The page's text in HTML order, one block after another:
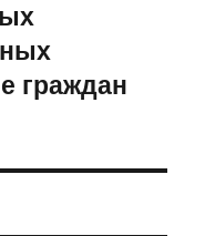
граждан